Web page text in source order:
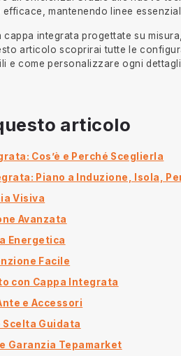
mantenendo linee
integrata progettate su
articolo scoprirai tutte le
e come personalizzare ogni
articolo
Cos’è e Perché Sceglierla
Piano a Induzione, Isola,
Visiva
Avanzata
Energetica
Facile
con Cappa Integrata
e Accessori
Scelta Guidata
Garanzia Tepamarket